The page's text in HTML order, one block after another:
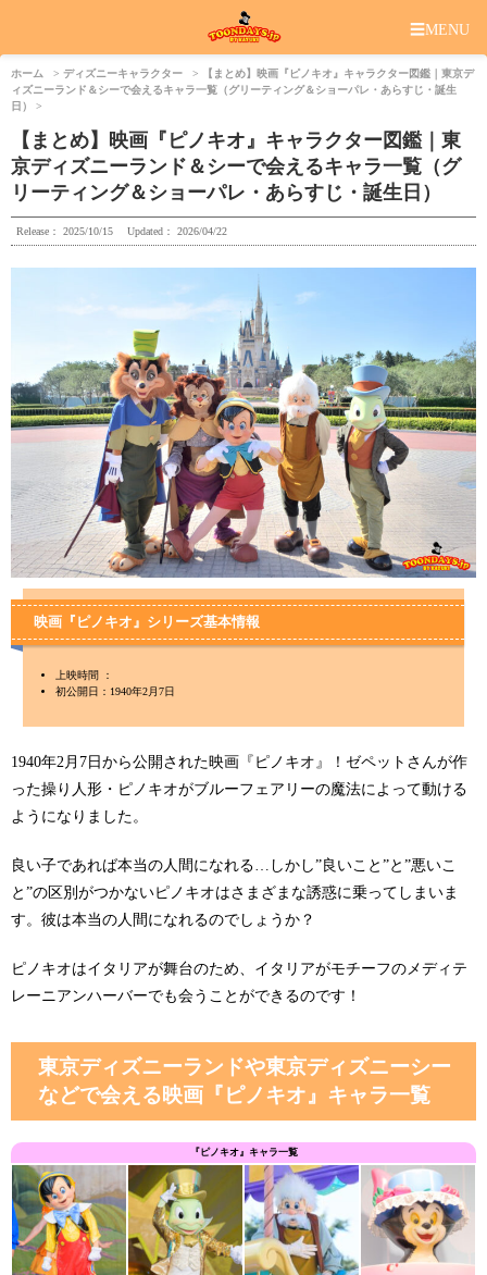
☰MENU
ホーム ディズニーキャラクター
【まとめ】映画『ピノキオ』キャラクター図鑑｜東京デ
ィズニーランド＆シーで会えるキャラ一覧（グリーティング＆ショーパレ・あらすじ・誕生
日）
【まとめ】映画『ピノキオ』キャラクター図鑑｜東
京ディズニーランド＆シーで会えるキャラ一覧（グ
リーティング＆ショーパレ・あらすじ・誕生日）
Release： 2025/10/15 Updated： 2026/04/22
映画『ピノキオ』シリーズ基本情報
上映時間 ：
初公開日：1940年2月7日
1940年2月7日から公開された映画『ピノキオ』！ゼペットさんが作
った操り人形・ピノキオがブルーフェアリーの魔法によって動ける
ようになりました。
良い子であれば本当の人間になれる…しかし”良いこと”と”悪いこ
と”の区別がつかないピノキオはさまざまな誘惑に乗ってしまいま
す。彼は本当の人間になれるのでしょうか？
ピノキオはイタリアが舞台のため、イタリアがモチーフのメディテ
レーニアンハーバーでも会うことができるのです！
東京ディズニーランドや東京ディズニーシー
などで会える映画『ピノキオ』キャラ一覧
『ピノキオ』キャラ一覧